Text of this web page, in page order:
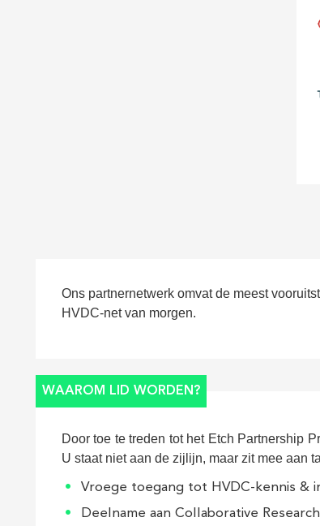
Ons partnernetwerk omvat de meest
HVDC-net van morgen.
WAAROM LID WORDEN?
Door toe te treden tot het Etch Partnership
U staat niet aan de zijlijn, maar zit mee aan
Vroege toegang tot HVDC-kennis &
Deelname aan Collaborative